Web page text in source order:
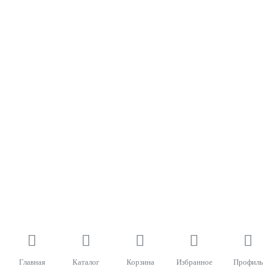
Главная Каталог Корзина Избранное Профиль